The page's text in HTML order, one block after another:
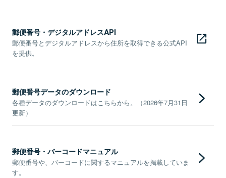
郵便番号・デジタルアドレスAPI
郵便番号とデジタルアドレスから住所を取得できる公式API
を提供。
郵便番号データのダウンロード
各種データのダウンロードはこちらから。（2026年7月31日
更新）
郵便番号・バーコードマニュアル
郵便番号や、バーコードに関するマニュアルを掲載していま
す。